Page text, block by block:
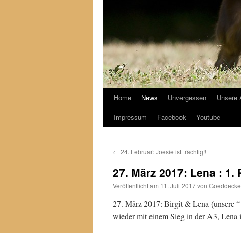
Home News Unvergessen Unsere
Impressum
Facebook Youtube
← 24. Februar: Joesie ist trächtig!!
27. März 2017: Lena :
Veröffentlicht am 11. Juli 2017von Goeddecke
27. März 2017: Birgit & Lena (unsere
wieder mit einem Sieg in der A3, Lena